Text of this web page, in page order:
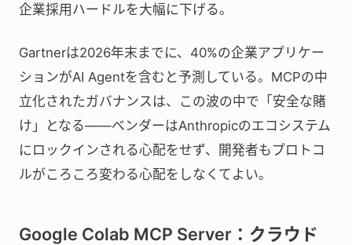
企業採用ハードルを大幅に下げる。
Gartnerは2026年末までに、40%の企業アプリケー
ションがAI Agentを含むと予測している。MCPの中
立化されたガバナンスは、この波の中で「安全な賭
け」となる——ベンダーはAnthropicのエコシステム
にロックインされる心配をせず、開発者もプロトコ
ルがころころ変わる心配をしなくてよい。
Google Colab MCP Server：クラウド